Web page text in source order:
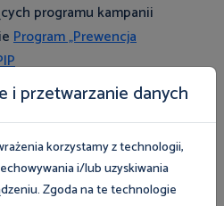
programu kampanii
Program „Prewencja
i przetwarzanie danych
korzystamy z technologii,
i/lub uzyskiwania
Zgoda na te technologie